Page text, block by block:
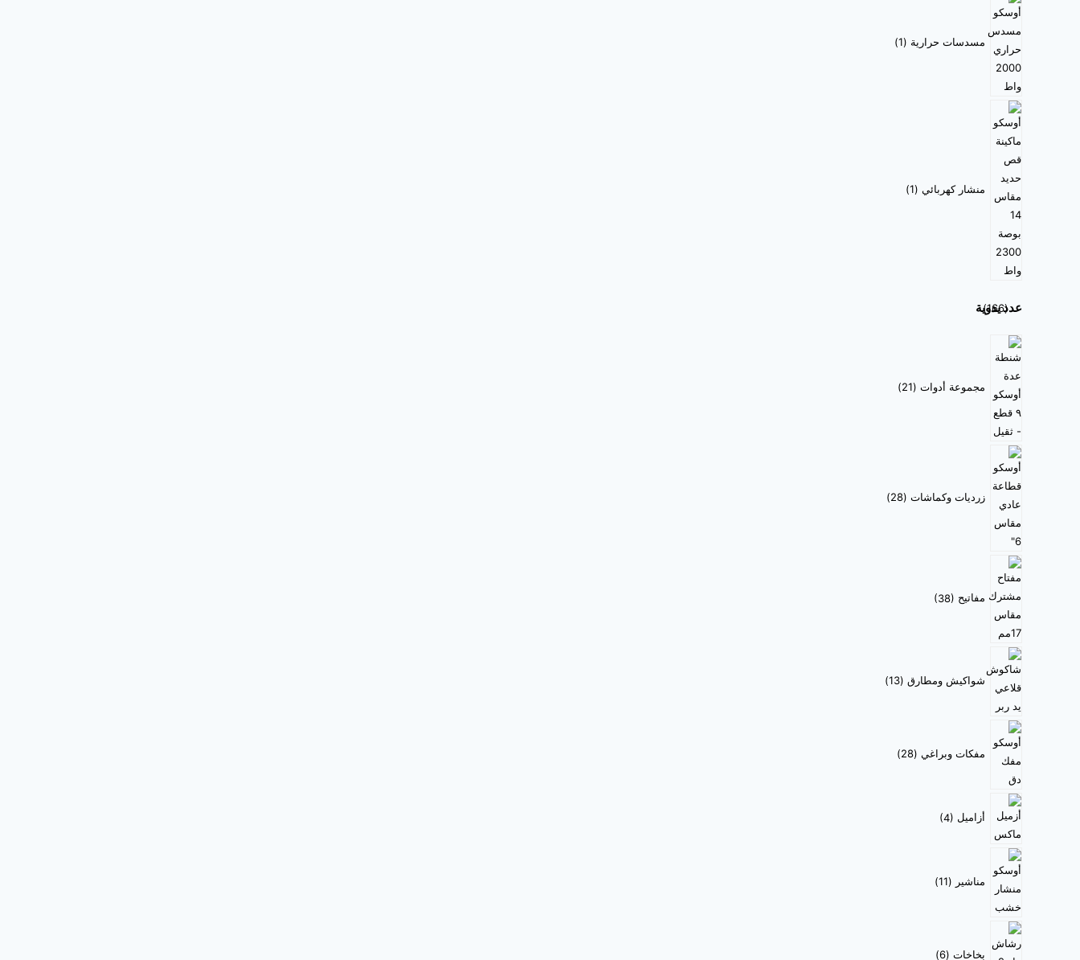
مسدسات حرارية 1
منشار كهربائي 1
عدد يدوية
166
مجموعة أدوات 21
زرديات وكماشات 28
مفاتيح 38
شواكيش ومطارق 13
مفكات وبراغي 28
أزاميل 4
مناشير 11
بخاخات 6